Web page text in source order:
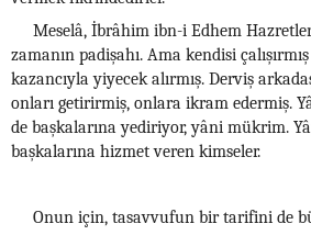
Meselâ, İbrâhim ibn-i Edhem
zamanın padişahı. Ama kendisi
kazancıyla yiyecek alırmış. Derviş
onları getirirmiş, onlara ikram edermiş.
de başkalarına yediriyor, yâni mükrim.
başkalarına hizmet veren kimseler.
Onun için, tasavvufun bir tarifini de